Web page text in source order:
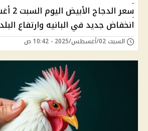
انخفاض جديد في البانيه وارتفاع
السبت 02/أغسطس/2025 - 10:42 ص